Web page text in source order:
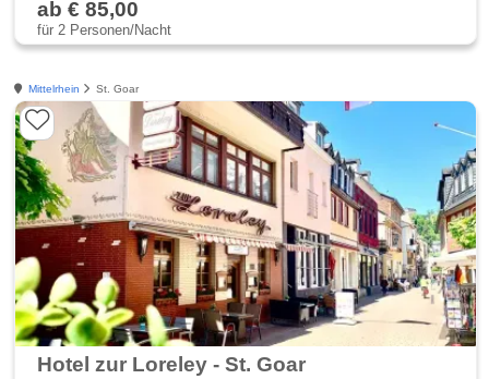
ab € 85,00
für 2 Personen/Nacht
Mittelrhein St. Goar
Hotel zur Loreley - St. Goar